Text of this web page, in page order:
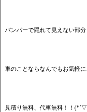
バンパーで隠れて見えない部
車のことならなんでもお気軽
見積り無料、代車無料！！